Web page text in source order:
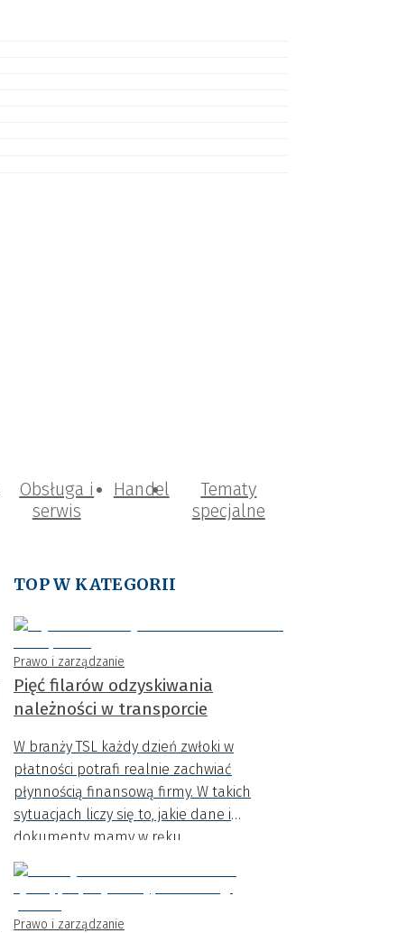
Obsługa i
serwis
Handel
Tematy
specjalne
TOP W KATEGORII
Prawo i zarządzanie
Pięć filarów odzyskiwania
należności w transporcie
W branży TSL każdy dzień zwłoki w
płatności potrafi realnie zachwiać
płynnością finansową firmy. W takich
sytuacjach liczy się to, jakie dane i
dokumenty mamy w ręku.
Prawo i zarządzanie